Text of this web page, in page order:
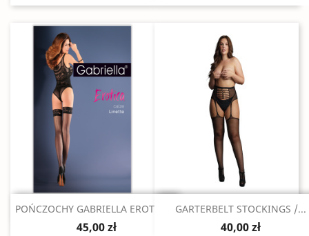
Szybki podgląd
POŃCZOCHY GABRIELLA EROTICA...
45,00 zł
Szybki podgląd
GARTERBELT STOCKINGS /...
40,00 zł